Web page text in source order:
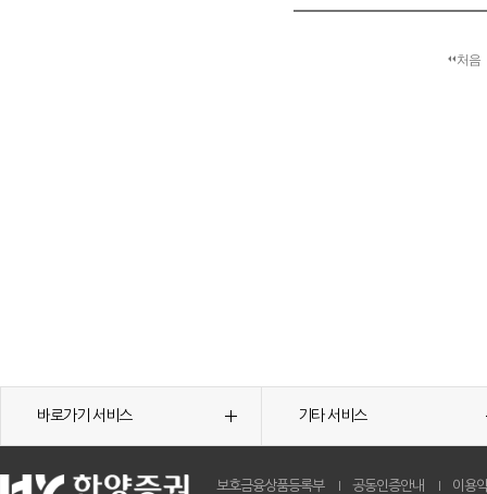
처음
바로가기 서비스 기타 서비스
보호금융상품등록부 공동인증안내 이용